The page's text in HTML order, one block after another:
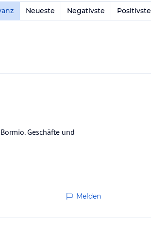
Neueste Negativste Positivste
Geschäfte und
Melden